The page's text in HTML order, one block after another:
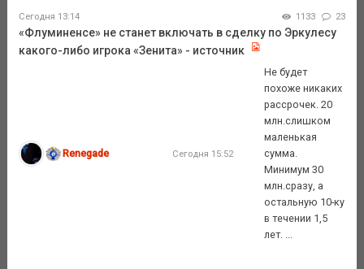
Сегодня 13:14 1133 23
«Флуминенсе» не станет включать в сделку по Эркулесу
какого-либо игрока «Зенита» - источник
Renegade Сегодня 15:52
Не будет
похоже никаких
рассрочек. 20
млн.слишком
маленькая
сумма.
Минимум 30
млн.сразу, а
остальную 10-ку
в течении 1,5
лет. ...